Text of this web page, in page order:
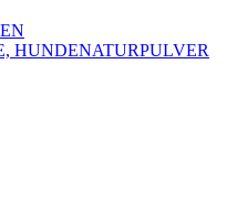
HUNDENATURPULVER